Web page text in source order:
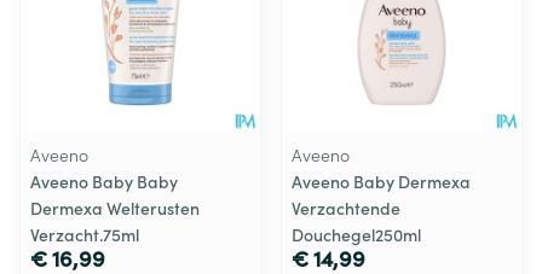
Aveeno
Aveeno Baby Baby
Dermexa Welterusten
Verzacht.75ml
€ 16,99
Aveeno
Aveeno Baby Dermexa
Verzachtende
Douchegel250ml
€ 14,99